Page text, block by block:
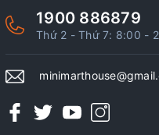
1900 886879
Thứ 2 - Thứ 7: 8:00 -